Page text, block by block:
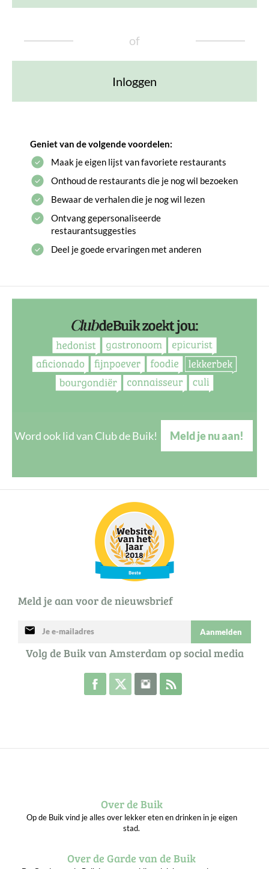
of
Inloggen
Geniet van de volgende voordelen:
Maak je eigen lijst van favoriete restaurants
Onthoud de restaurants die je nog wil bezoeken
Bewaar de verhalen die je nog wil lezen
Ontvang gepersonaliseerde
restaurantsuggesties
Deel je goede ervaringen met anderen
Word ook lid van Club de Buik! Meld je nu aan!
Meld je aan voor de nieuwsbrief
mail Aanmelden
Volg de Buik van Amsterdam op social media
Volg de Buik op Facebook
Volg de Buik op Twitter
Volg de Buik op Instagram
Over de Buik
Op de Buik vind je alles over lekker eten en drinken in je eigen
stad.
Over de Garde van de Buik